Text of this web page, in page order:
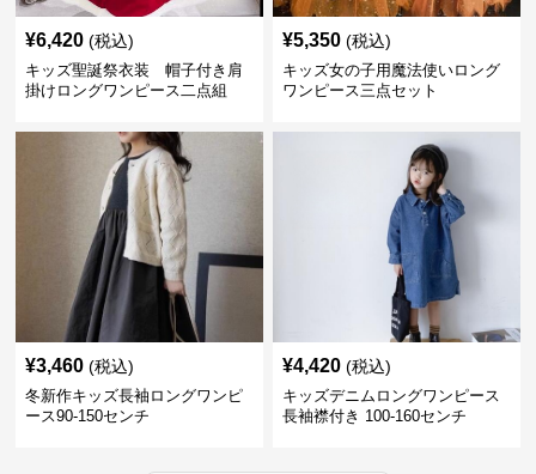
¥6,420 (税込)
キッズ聖誕祭衣装 帽子付き肩
掛けロングワンピース二点組
¥5,350 (税込)
キッズ女の子用魔法使いロング
ワンピース三点セット
¥3,460 (税込)
冬新作キッズ長袖ロングワンピ
ース90-150センチ
¥4,420 (税込)
キッズデニムロングワンピース
長袖襟付き 100-160センチ